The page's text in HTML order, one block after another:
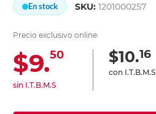
En stock SKU:1201000257
Precio exclusivo online:
$9.50
sin I.T.B.M.S
$10.16
con I.T.B.M.S